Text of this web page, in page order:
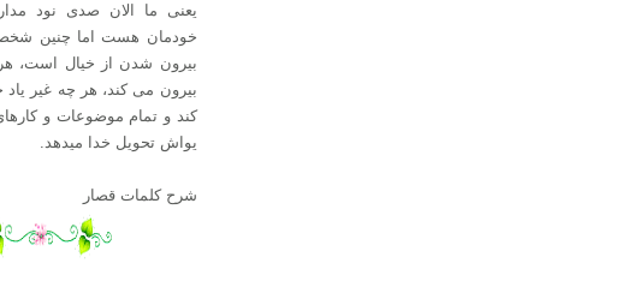
یعنی ما الان صدی نود
خودمان هست اما چنین
بیرون شدن از خیال است،
بیرون می کند، هر چه غیر
کند و تمام موضوعات و
یواش تحویل خدا میدهد.
شرح کلمات قصار